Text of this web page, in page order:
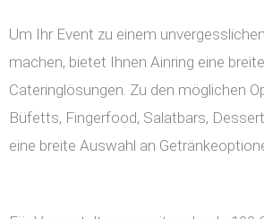
Um Ihr Event zu einem
machen, bietet Ihnen Ainring eine
Cateringlösungen. Zu den möglichen
Büfetts, Fingerfood, Salatbars,
eine breite Auswahl an